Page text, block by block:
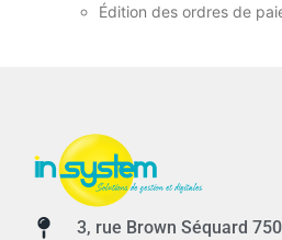
Édition des ordres de
3, rue Brown Séquard